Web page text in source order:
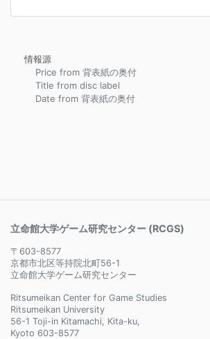
情報源
Price from 背表紙の奥付
Title from disc label
Date from 背表紙の奥付
立命館大学ゲーム研究センター (RCGS)
〒603-8577
京都市北区等持院北町56-1
立命館大学ゲーム研究センター
Ritsumeikan Center for Game Studies
Ritsumeikan University
56-1 Toji-in Kitamachi, Kita-ku,
Kyoto 603-8577